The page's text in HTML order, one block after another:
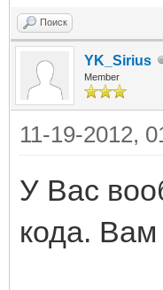
Поиск
YK_Sirius
Member
11-19-2012,
У Вас
кода. Вам